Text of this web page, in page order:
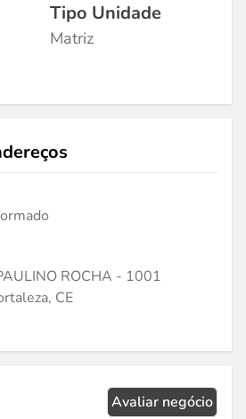
Tipo Unidade
Matriz
ROCHA - 1001
CE
Avaliar negócio